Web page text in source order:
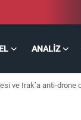
ANALIZ
ve Irak’a anti-